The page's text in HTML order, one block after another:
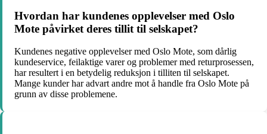
Hvordan har kundenes opplevelser med Oslo
Mote påvirket deres tillit til selskapet?
Kundenes negative opplevelser med Oslo Mote, som dårlig
kundeservice, feilaktige varer og problemer med returprosessen,
har resultert i en betydelig reduksjon i tilliten til selskapet.
Mange kunder har advart andre mot å handle fra Oslo Mote på
grunn av disse problemene.